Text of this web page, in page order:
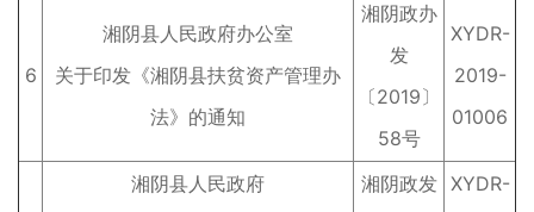
6
湘阴县人民政府办公室
关于印发《湘阴县扶贫资产管理办
法》的通知
湘阴政办
发
〔2019〕
58号
XYDR-
2019-
01006
湘阴县人民政府
湘阴政发 XYDR-